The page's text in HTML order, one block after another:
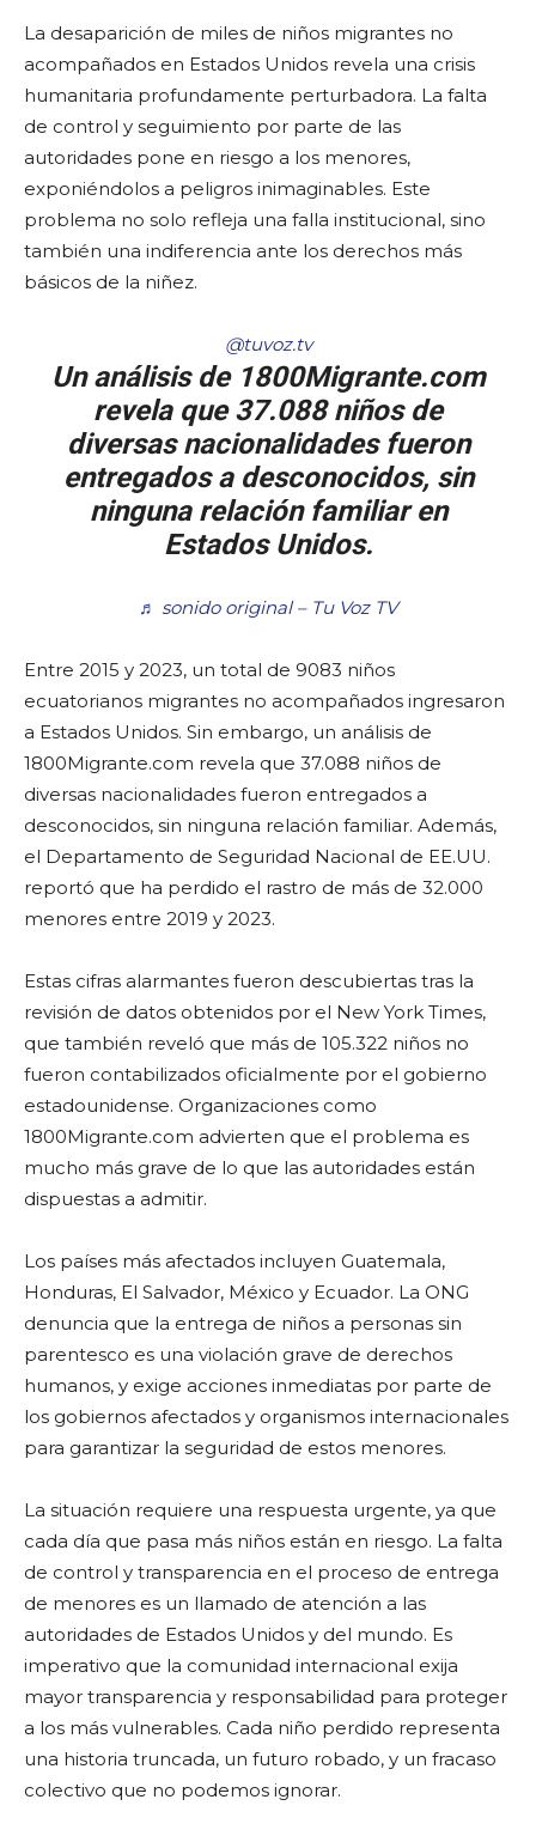
La desaparición de miles de niños migrantes no
acompañados en Estados Unidos revela una crisis
humanitaria profundamente perturbadora. La falta
de control y seguimiento por parte de las
autoridades pone en riesgo a los menores,
exponiéndolos a peligros inimaginables. Este
problema no solo refleja una falla institucional, sino
también una indiferencia ante los derechos más
básicos de la niñez.
@tuvoz.tv
Un análisis de 1800Migrante.com
revela que 37.088 niños de
diversas nacionalidades fueron
entregados a desconocidos, sin
ninguna relación familiar en
Estados Unidos.
♬ sonido original – Tu Voz TV
Entre 2015 y 2023, un total de 9083 niños
ecuatorianos migrantes no acompañados ingresaron
a Estados Unidos. Sin embargo, un análisis de
1800Migrante.com revela que 37.088 niños de
diversas nacionalidades fueron entregados a
desconocidos, sin ninguna relación familiar. Además,
el Departamento de Seguridad Nacional de EE.UU.
reportó que ha perdido el rastro de más de 32.000
menores entre 2019 y 2023.
Estas cifras alarmantes fueron descubiertas tras la
revisión de datos obtenidos por el New York Times,
que también reveló que más de 105.322 niños no
fueron contabilizados oficialmente por el gobierno
estadounidense. Organizaciones como
1800Migrante.com advierten que el problema es
mucho más grave de lo que las autoridades están
dispuestas a admitir.
Los países más afectados incluyen Guatemala,
Honduras, El Salvador, México y Ecuador. La ONG
denuncia que la entrega de niños a personas sin
parentesco es una violación grave de derechos
humanos, y exige acciones inmediatas por parte de
los gobiernos afectados y organismos internacionales
para garantizar la seguridad de estos menores.
La situación requiere una respuesta urgente, ya que
cada día que pasa más niños están en riesgo. La falta
de control y transparencia en el proceso de entrega
de menores es un llamado de atención a las
autoridades de Estados Unidos y del mundo. Es
imperativo que la comunidad internacional exija
mayor transparencia y responsabilidad para proteger
a los más vulnerables. Cada niño perdido representa
una historia truncada, un futuro robado, y un fracaso
colectivo que no podemos ignorar.